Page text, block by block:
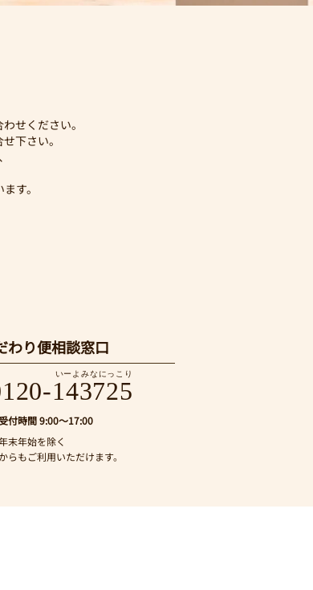
せください。
下さい。
す。
わり便相談窓口
いーよみなにっこり
143725
付時間 9:00～17:00
末年始を除く
らもご利用いただけます。